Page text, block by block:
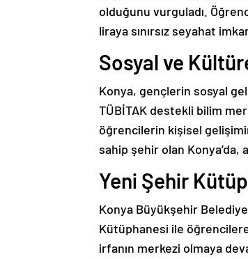
olduğunu vurguladı.
liraya sınırsız seyahat
Sosyal ve
Konya, gençlerin sosyal
TÜBİTAK destekli bilim
öğrencilerin kişisel
sahip şehir olan
Yeni Şehir
Konya Büyükşehir
Kütüphanesi ile
irfanın merkezi olmaya